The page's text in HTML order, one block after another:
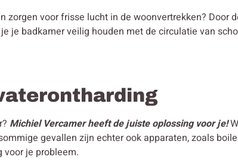
zorgen voor frisse lucht in de woonvertrekken? Door
je badkamer veilig houden met de circulatie van
Michiel Vercamer heeft de juiste oplossing voor je!
gevallen zijn echter ook apparaten, zoals
voor je probleem.